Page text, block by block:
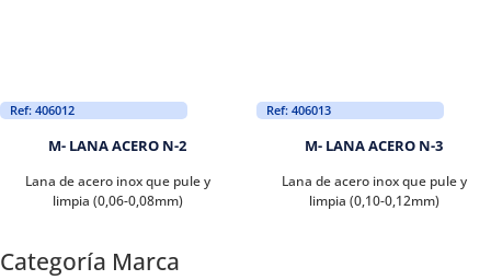
Ref: 406012
M- LANA ACERO N-2
Lana de acero inox que pule y
limpia (0,06-0,08mm)
Ref: 406013
M- LANA ACERO N-3
Lana de acero inox que pule y
limpia (0,10-0,12mm)
Categoría Marca